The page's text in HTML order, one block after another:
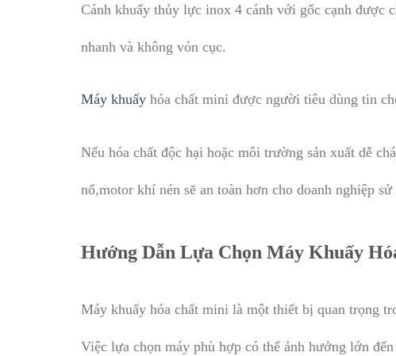
Cánh khuấy thủy lực inox 4 cánh với gốc cạnh được
nhanh và không vón cục.
Máy khuấy hóa chất mini được người tiêu dùng tin
Nếu hóa chất độc hại hoặc môi trường sản xuất dễ
nổ,motor khí nén sẽ an toàn hơn cho doanh nghiệp
Hướng Dẫn Lựa Chọn Máy Khuấy
Máy khuấy hóa chất mini là một thiết bị quan trọng
Việc lựa chọn máy phù hợp có thể ảnh hưởng lớn